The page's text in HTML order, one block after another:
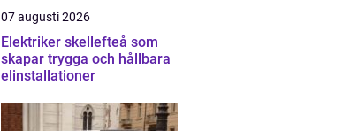
07 augusti 2026
Elektriker skellefteå som
skapar trygga och hållbara
elinstallationer